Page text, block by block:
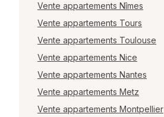
Vente appartements Nîmes
Vente appartements Tours
Vente appartements Toulouse
Vente appartements Nice
Vente appartements Nantes
Vente appartements Metz
Vente appartements Montpellier